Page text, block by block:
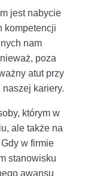
jest nabycie
kompetencji
nam
poza
atut przy
kariery.
którym w
ale także na
w firmie
stanowisku
awansu